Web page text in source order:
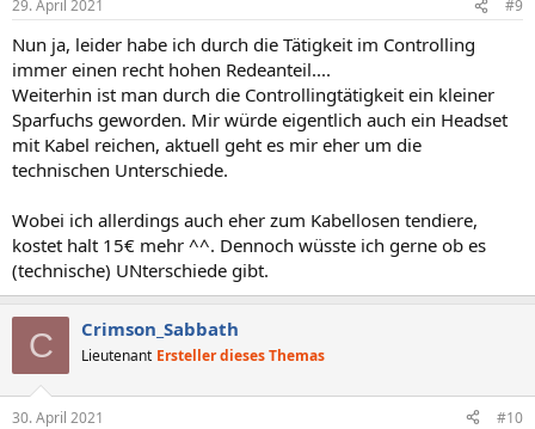
e
:
29. April 2021 #9
Nun ja, leider habe ich durch die Tätigkeit im Controlling
immer einen recht hohen Redeanteil....
Weiterhin ist man durch die Controllingtätigkeit ein kleiner
Sparfuchs geworden. Mir würde eigentlich auch ein Headset
mit Kabel reichen, aktuell geht es mir eher um die
technischen Unterschiede.
Wobei ich allerdings auch eher zum Kabellosen tendiere,
kostet halt 15€ mehr ^^. Dennoch wüsste ich gerne ob es
(technische) UNterschiede gibt.
C Crimson_Sabbath
Lieutenant Ersteller dieses Themas
30. April 2021 #10